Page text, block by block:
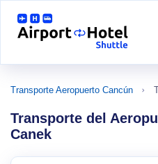
Transporte Aeropuerto Cancún
Transporte del
Canek